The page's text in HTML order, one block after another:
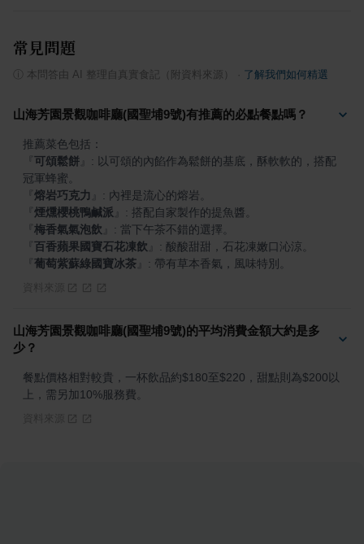
常見問題
本問答由 AI 整理自真實食記（附資料來源） 了解我們如何精選
山海芳園景觀咖啡廳(國聖埔9號)有推薦的必點餐點嗎？
可頌鬆餅
: 以可頌的內餡作為鬆餅的基底，酥軟軟的，搭配
熔岩巧克力
煙燻櫻桃鴨鹹派
梅香氣氣泡飲
百香蘋果國寶石花凍飲
葡萄紫蘇綠國寶冰茶 : 帶有草本香氣，風味特別。
山海芳園景觀咖啡廳(國聖埔9號)的平均消費金額大約是多
少？
餐點價格相對較貴，一杯飲品約$180至$220，甜點則為$200以
上，需另加10%服務費。